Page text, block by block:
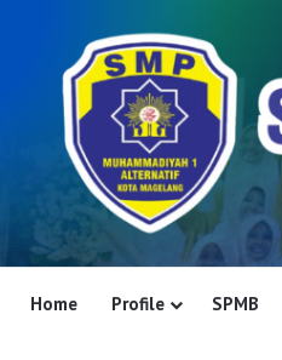
Home Profile SPMB